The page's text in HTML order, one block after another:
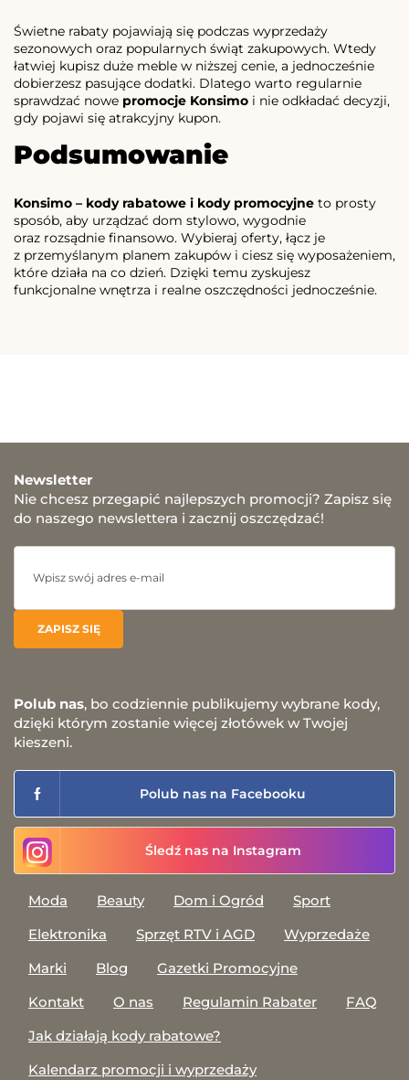
Świetne rabaty pojawiają się podczas wyprzedaży
sezonowych oraz popularnych świąt zakupowych. Wtedy
łatwiej kupisz duże meble w niższej cenie, a jednocześnie
dobierzesz pasujące dodatki. Dlatego warto regularnie
sprawdzać nowe promocje Konsimo i nie odkładać decyzji,
gdy pojawi się atrakcyjny kupon.
Podsumowanie
Konsimo – kody rabatowe i kody promocyjne to prosty
sposób, aby urządzać dom stylowo, wygodnie
oraz rozsądnie finansowo. Wybieraj oferty, łącz je
z przemyślanym planem zakupów i ciesz się wyposażeniem,
które działa na co dzień. Dzięki temu zyskujesz
funkcjonalne wnętrza i realne oszczędności jednocześnie.
Newsletter
Nie chcesz przegapić najlepszych promocji? Zapisz się
do naszego newslettera i zacznij oszczędzać!
Polub nas, bo codziennie publikujemy wybrane kody,
dzięki którym zostanie więcej złotówek w Twojej
kieszeni.
Polub nas na Facebooku
Śledź nas na Instagram
Moda Beauty Dom i Ogród
Sport
Elektronika
Sprzęt RTV i AGD
Wyprzedaże
Marki
Blog
Gazetki Promocyjne
Kontakt
O nas Regulamin Rabater
FAQ
Jak działają kody rabatowe?
Kalendarz promocji i wyprzedaży